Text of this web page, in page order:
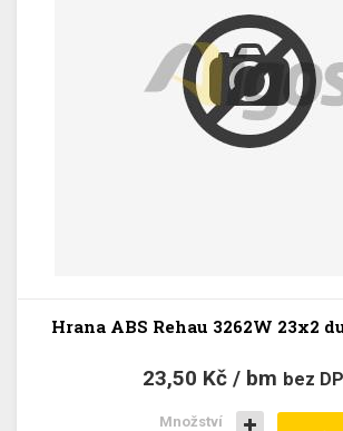
Hrana ABS Rehau 3262W 23x2
23,50 Kč / bm bez
Množství